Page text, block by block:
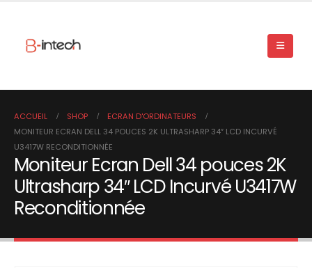
ACCUEIL SHOP
ECRAN D'ORDINATEURS
MONITEUR ECRAN DELL 34 POUCES 2K ULTRASHARP 34″ LCD INCURVÉ
U3417W RECONDITIONNÉE
Moniteur Ecran Dell 34 pouces 2K
Ultrasharp 34″ LCD Incurvé U3417W
Reconditionnée